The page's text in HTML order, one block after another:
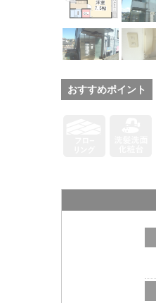
おすすめポイント